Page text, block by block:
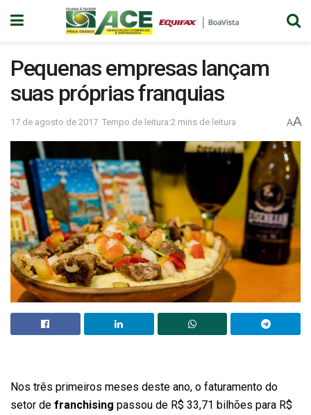
Pequenas empresas lançam
suas próprias franquias
17 de agosto de 2017 Tempo de leitura:2 mins de leitura AA
Nos três primeiros meses deste ano, o faturamento do
setor de franchising passou de R$ 33,71 bilhões para R$